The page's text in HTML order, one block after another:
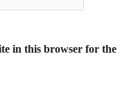
in this browser for the